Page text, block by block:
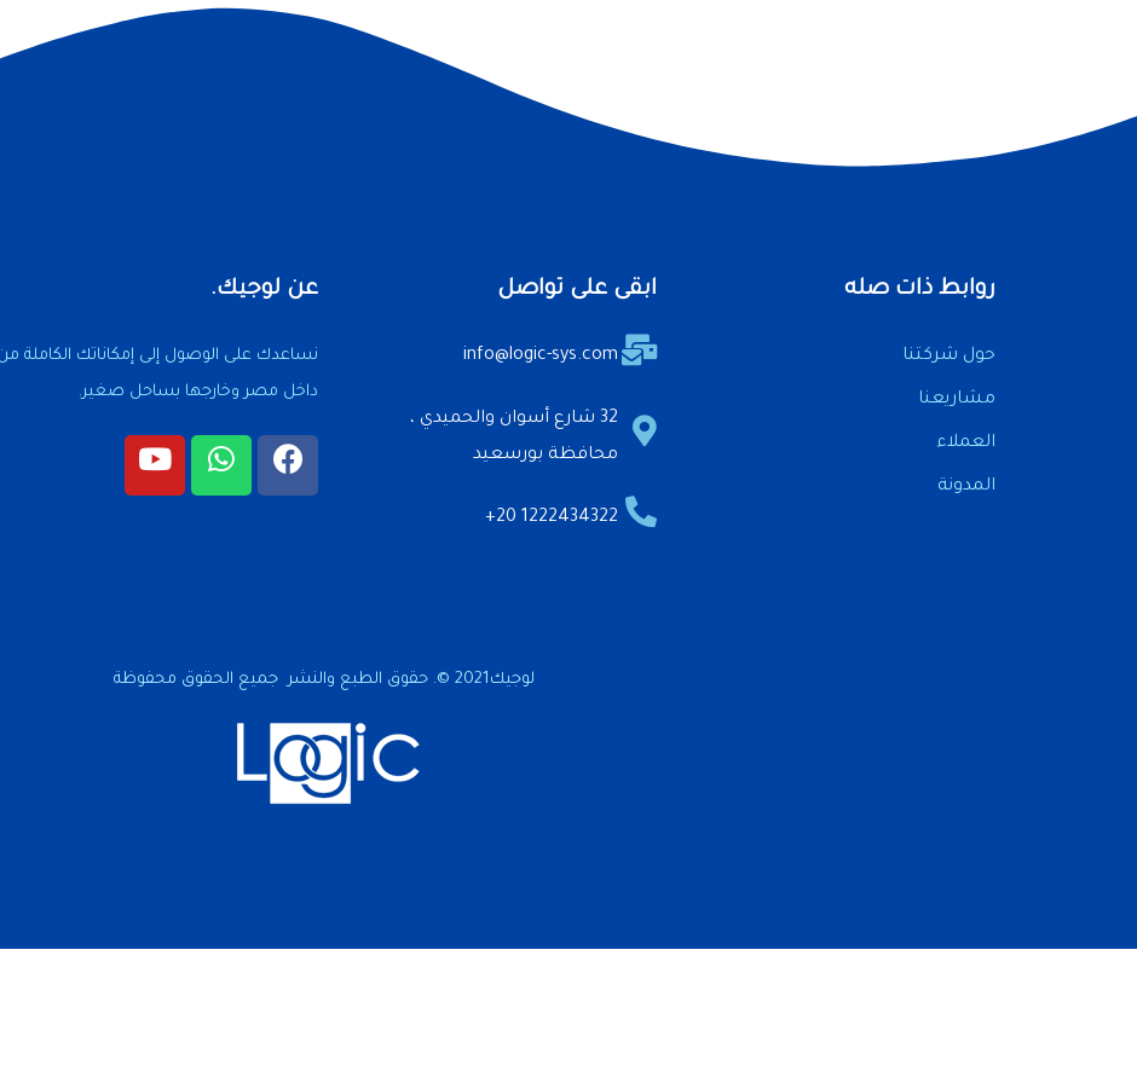
روابط ذات صله
حول شركتنا
مشاريعنا
العملاء
المدونة
ابقى على تواصل
info@logic-sys.com
32 شارع أسوان والحميدي ،
محافظة بورسعيد
1222434322 20+
عن لوجيك.
نساعدك على الوصول إلى إمكاناتك الكاملة من
داخل مصر وخارجها بساحل صغير.
لوجيك2021 ©. حقوق الطبع والنشر جميع الحقوق محفوظة